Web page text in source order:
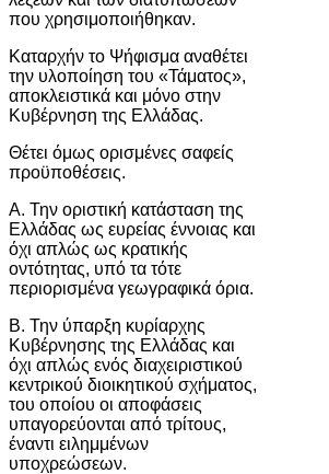
που χρησιμοποιήθηκαν.
Καταρχήν το Ψήφισμα αναθέτει
την υλοποίηση του «Τάματος»,
αποκλειστικά και μόνο στην
Κυβέρνηση της Ελλάδας.
Θέτει όμως ορισμένες σαφείς
προϋποθέσεις.
Α. Την οριστική κατάσταση της
Ελλάδας ως ευρείας έννοιας και
όχι απλώς ως κρατικής
οντότητας, υπό τα τότε
περιορισμένα γεωγραφικά όρια.
Β. Την ύπαρξη κυρίαρχης
Κυβέρνησης της Ελλάδας και
όχι απλώς ενός διαχειριστικού
κεντρικού διοικητικού σχήματος,
του οποίου οι αποφάσεις
υπαγορεύονται από τρίτους,
έναντι ειλημμένων
υποχρεώσεων.